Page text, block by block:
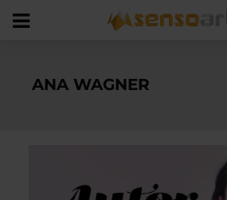
ANA WAGNER